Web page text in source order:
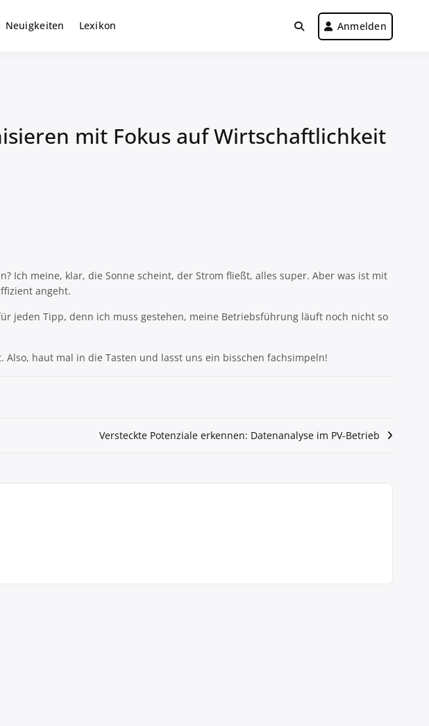
Neuigkeiten Lexikon Anmelden
mit Fokus auf Wirtschaftlichkeit
Ich meine, klar, die Sonne scheint, der Strom fließt, alles super. Aber was ist mit
angeht.
jeden Tipp, denn ich muss gestehen, meine Betriebsführung läuft noch nicht so
haut mal in die Tasten und lasst uns ein bisschen fachsimpeln!
Versteckte Potenziale erkennen: Datenanalyse im PV-Betrieb